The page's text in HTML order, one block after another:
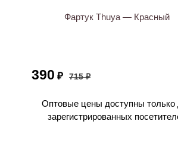
Фартук Thuya — Красный
390 ₽ 715 ₽
Оптовые цены доступны только
зарегистрированных